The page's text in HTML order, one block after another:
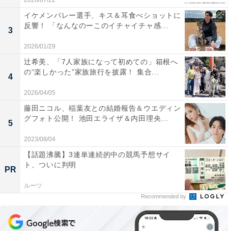
3
イケメンバレー選手、キス＆耳食べショットに
反響！ 「なんなのーこのイチャイチャ感...
2026/01/29
4
辻希美、「7人家族になって初めての」箱根へ
の“楽しかった”家族旅行を披露！ 集合...
2026/04/05
5
藤田ニコル、稲葉友との結婚報告＆ウエディン
グフォト公開！ 池田エライザ＆内田理央...
2023/08/04
PR
【話題沸騰】3連単連続的中の競馬予想サイ
ト、ついに判明
ルーツ
Recommended by